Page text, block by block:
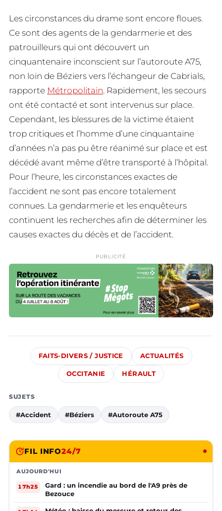
Les circonstances du drame sont encore floues.
Ce sont des agents de la gendarmerie et des
patrouilleurs qui ont découvert un
cinquantenaire inconscient sur l’autoroute A75,
non loin de Béziers vers l’échangeur de Cabrials,
rapporte Métropolitain. Rapidement, les secours
ont été contacté et sont intervenus sur place.
Cependant, les blessures de la victime étaient
trop critiques et l’homme d’une cinquantaine
d’années n’a pas pu être réanimé sur place et est
décédé avant même d’être transporté à l’hôpital.
Pour l’heure, les circonstances exactes de
l’accident ne sont pas encore totalement
connues. La gendarmerie et les enquêteurs
continuent les recherches afin de déterminer les
causes exactes du décès et de l’accident.
PUBLICITÉ
FAITS-DIVERS / JUSTICE ACTUALITÉS
OCCITANIE HÉRAULT
SUJETS
#Accident #Béziers #Autoroute A75
FIL INFO24/7
AUJOURD'HUI
17h25
Gard : un incendie au bord de l'A9 près de
Bezouce